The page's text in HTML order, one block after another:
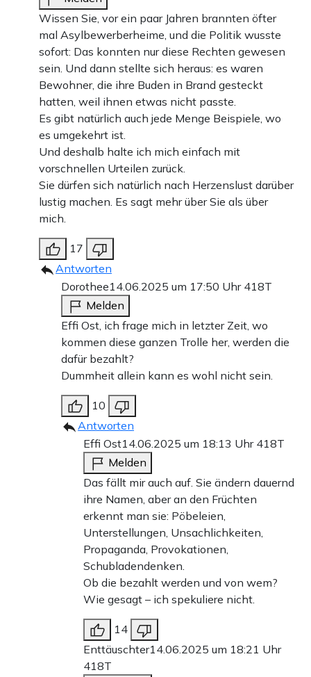
Wissen Sie, vor ein paar Jahren brannten öfter
mal Asylbewerberheime, und die Politik wusste
sofort: Das konnten nur diese Rechten gewesen
sein. Und dann stellte sich heraus: es waren
Bewohner, die ihre Buden in Brand gesteckt
hatten, weil ihnen etwas nicht passte.
Es gibt natürlich auch jede Menge Beispiele, wo
es umgekehrt ist.
Und deshalb halte ich mich einfach mit
vorschnellen Urteilen zurück.
Sie dürfen sich natürlich nach Herzenslust darüber
lustig machen. Es sagt mehr über Sie als über
mich.
17
Antworten
Dorothee14.06.2025 um 17:50 Uhr 418T
Melden
Effi Ost, ich frage mich in letzter Zeit, wo
kommen diese ganzen Trolle her, werden die
dafür bezahlt?
Dummheit allein kann es wohl nicht sein.
10
Antworten
Effi Ost14.06.2025 um 18:13 Uhr 418T
Melden
Das fällt mir auch auf. Sie ändern dauernd
ihre Namen, aber an den Früchten
erkennt man sie: Pöbeleien,
Unterstellungen, Unsachlichkeiten,
Propaganda, Provokationen,
Schubladendenken.
Ob die bezahlt werden und von wem?
Wie gesagt – ich spekuliere nicht.
14
Enttäuschter14.06.2025 um 18:21 Uhr
418T